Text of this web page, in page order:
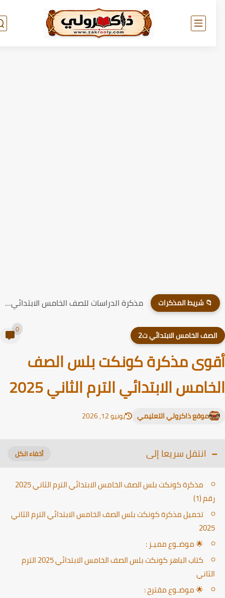
📁 شريط المذكرات مذكرة الدراسات للصف الخامس الابتدائي الترم الاول 2026
الخامس الابتدائي ت2
مذكرة كونكت بلس الصف
الابتدائي الترم الثاني 2025
موقع ذاكرولي التعليمي يونيو 12, 2026
انتقل سريعا إلى
مذكرة كونكت بلس الصف الخامس الابتدائي الترم الثاني 2025
رقم (1)
تحميل مذكرة كونكت بلس الصف الخامس الابتدائي الترم الثاني
2025
🌟 موضـوع مميـز :
كتاب الباهر كونكت بلس الصف الخامس الابتدائي 2025 الترم
الثاني
🌟 موضـوع مقترح :